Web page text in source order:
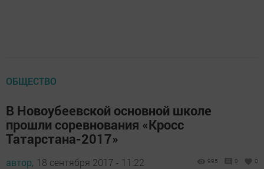
ОБЩЕСТВО
В Новоубеевской основной школе
прошли соревнования «Кросс
Татарстана-2017»
автор, 18 сентября 2017 - 11:22 995 0 0